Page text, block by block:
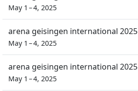
May 1 – 4, 2025
arena geisingen international 2025
May 1 – 4, 2025
arena geisingen international 2025
May 1 – 4, 2025